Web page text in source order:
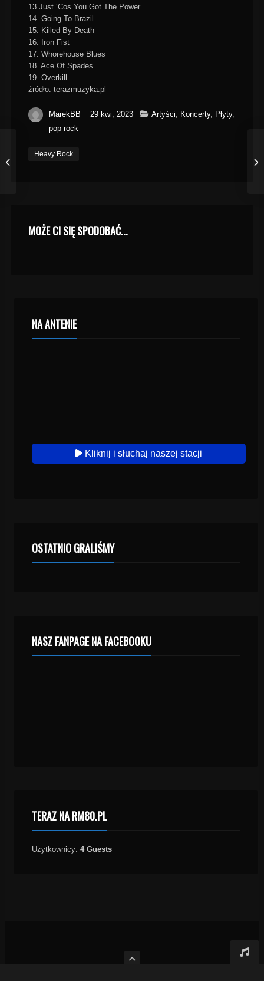
13.Just ‘Cos You Got The Power
14. Going To Brazil
15. Killed By Death
16. Iron Fist
17. Whorehouse Blues
18. Ace Of Spades
19. Overkill
źródło: terazmuzyka.pl
MarekBB 29 kwi, 2023 Artyści, Koncerty, Płyty,
pop rock
Heavy Rock
MOŻE CI SIĘ SPODOBAĆ...
NA ANTENIE
Kliknij i słuchaj naszej stacji
OSTATNIO GRALIŚMY
NASZ FANPAGE NA FACEBOOKU
TERAZ NA RM80.PL
Użytkownicy: 4 Guests